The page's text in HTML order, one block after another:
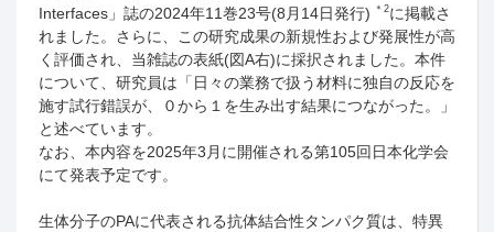
Interfaces 」誌の2024年11巻23号(8 月 14日発行) ＊ 2に掲載さ
れました。さらに、この研究成果の新規性および発展性が高
く評価され、当雑誌の表紙(図A右)に採択されました。本件
について、研究員は「日々の業務で扱う材料に独自の反応を
施す試行錯誤が、０から１を生み出す結果につながった。」
と述べています。
なお、本内容を2025年3 月に開催される第105回日本化学会
にて発表予定です。
生体分子のPAに代表される抗体結合性タンパク質は、特異